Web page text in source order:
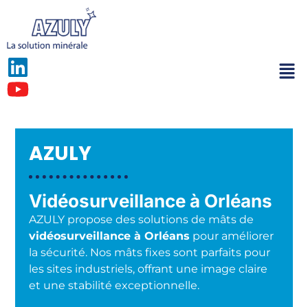
AZULY
Vidéosurveillance à Orléans
AZULY propose des solutions de mâts de
vidéosurveillance à Orléans pour améliorer
la sécurité. Nos mâts fixes sont parfaits pour
les sites industriels, offrant une image claire
et une stabilité exceptionnelle.